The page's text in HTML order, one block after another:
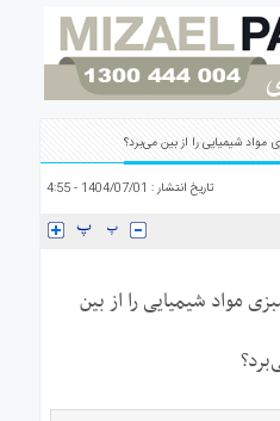
شیمیایی را از بین می‌برد؟
تاریخ انتشار : 1404/07/01 - 4:55
مواد شیمیایی را از بین